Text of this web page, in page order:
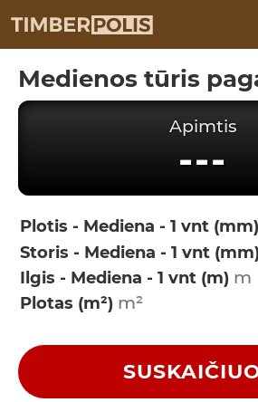
Medienos tūris
Apimtis
---
Plotis - Mediena - 1 vnt (mm)
Storis - Mediena - 1 vnt (mm)
Ilgis - Mediena - 1 vnt (m)
Plotas (m²)